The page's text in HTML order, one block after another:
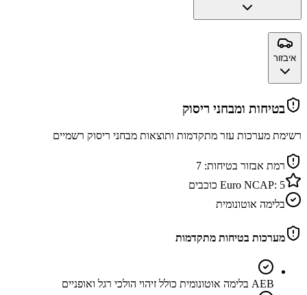
איבזור
בטיחות ומבחני ריסוק
רשימת מערכות עזר מתקדמות ותוצאות מבחני ריסוק רשמיים
רמת אבזור בטיחות: 7
Euro NCAP: 5
כוכבים
בלימה אוטונומית
מערכות בטיחות מתקדמות
AEB בלימה אוטונומית כולל זיהוי הולכי רגל ואופניים